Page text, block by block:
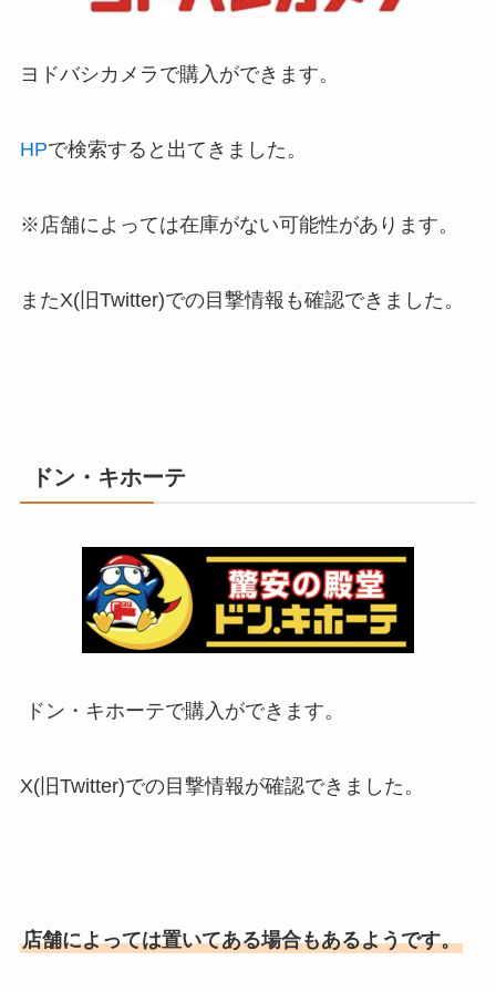
ヨドバシカメラで購入ができます。
HPで検索すると出てきました。
※店舗によっては在庫がない可能性があります。
またX(旧Twitter)での目撃情報も確認できました。
ドン・キホーテ
ドン・キホーテで購入ができます。
X(旧Twitter)での目撃情報が確認できました。
店舗によっては置いてある場合もあるようです。